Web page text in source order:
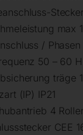
max
/
50 – 60
träge
(IP) IP21
4
CEE